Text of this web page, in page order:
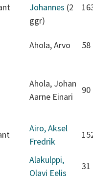
Johannes (2
ggr)
Ahola, Arvo 58
Ahola, Johan
Aarne Einari
90
Airo, Aksel
Fredrik
Alakulppi,
Olavi Eelis
31